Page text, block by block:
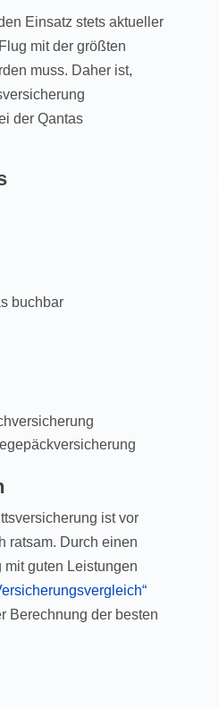
Einsatz stets aktueller
mit der größten
muss. Daher ist,
der Qantas
buchbar
ist vor
ratsam. Durch einen
guten Leistungen
Berechnung der besten